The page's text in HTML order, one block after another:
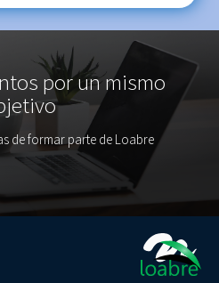
por un mismo
de formar parte de Loabre